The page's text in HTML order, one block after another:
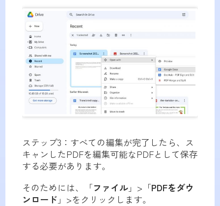
ステップ3：すべての編集が完了したら、ス
キャンしたPDFを編集可能なPDFとして保存
する必要があります。
そのためには、「ファイル」>「PDFをダウ
ンロード 」>をクリックします。